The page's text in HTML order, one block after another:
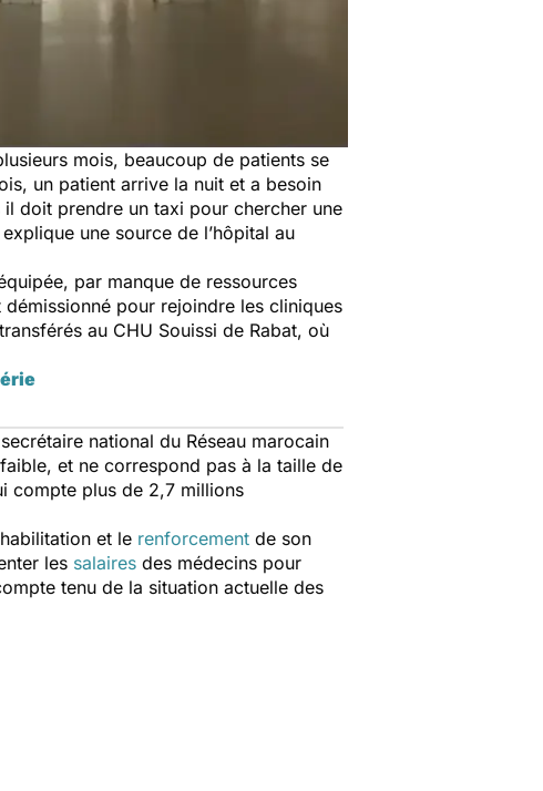
mois, beaucoup de patients se
un patient arrive la nuit et a besoin
doit prendre un taxi pour chercher une
explique une source de l’hôpital au
par manque de ressources
pour rejoindre les cliniques
au CHU Souissi de Rabat, où
national du Réseau marocain
et ne correspond pas à la taille de
compte plus de 2,7 millions
et le renforcement de son
les salaires des médecins pour
tenu de la situation actuelle des